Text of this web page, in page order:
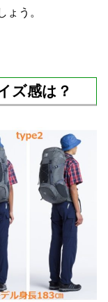
ょう。
ズ感は？